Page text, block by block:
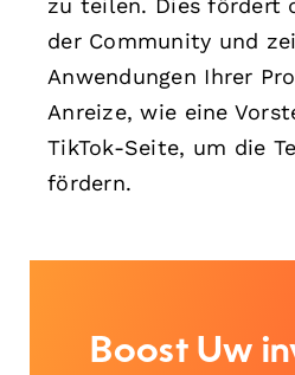
der Community und
Anwendungen Ihrer
Anreize, wie eine
TikTok-Seite, um die
fördern.
Boost Uw